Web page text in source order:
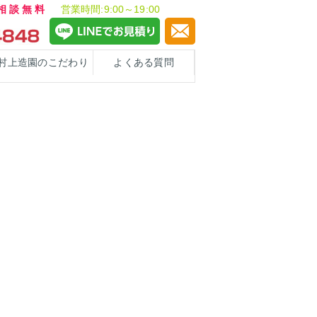
談無料 営業時間:9:00～19:00
上造園のこだわり よくある質問